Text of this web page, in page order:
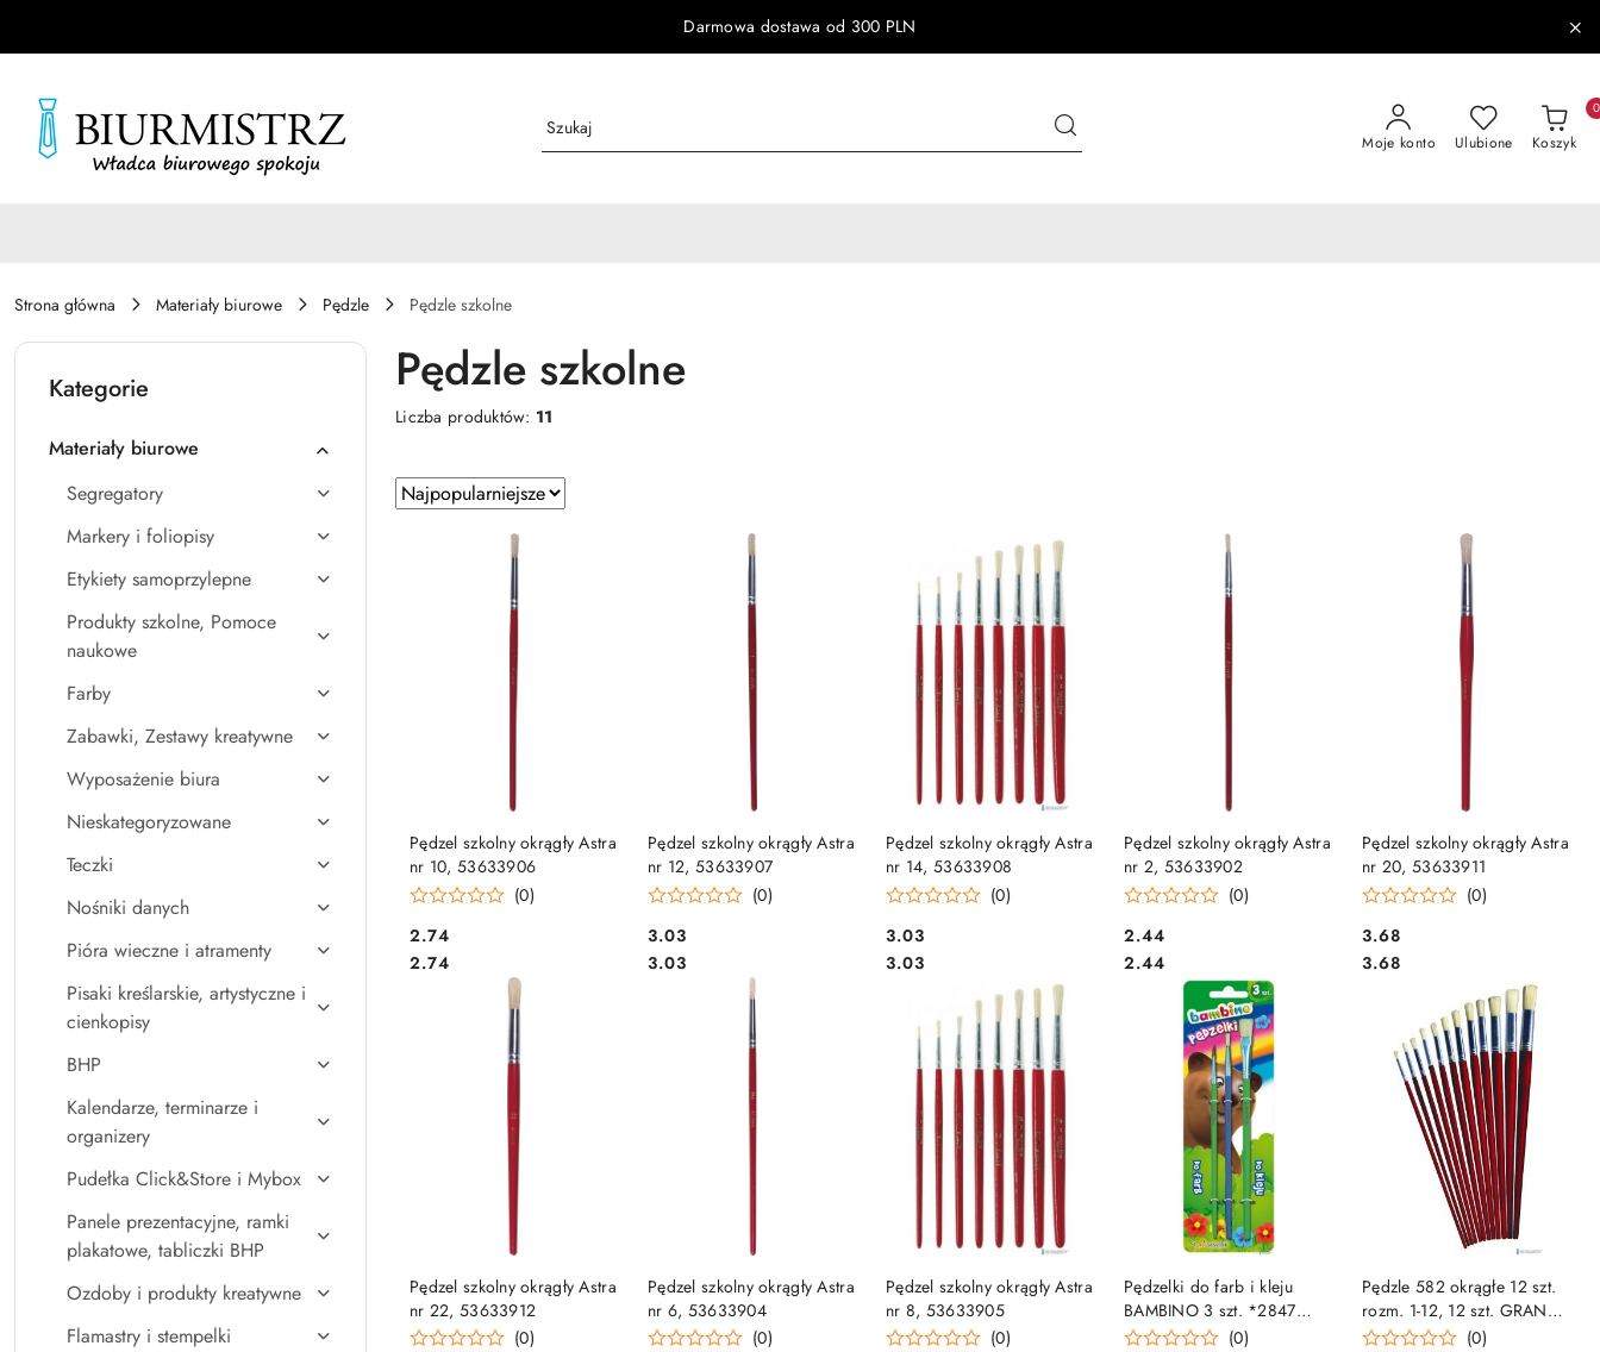
Darmowa dostawa od 300 PLN
Moje konto Ulubione Koszyk
0
Strona główna Materiały biurowe Pędzle Pędzle szkolne
Kategorie
Materiały biurowe
Segregatory
Markery i foliopisy
Etykiety samoprzylepne
Produkty szkolne, Pomoce
naukowe
Farby
Zabawki, Zestawy kreatywne
Wyposażenie biura
Nieskategoryzowane
Teczki
Nośniki danych
Pióra wieczne i atramenty
Pisaki kreślarskie, artystyczne i
cienkopisy
BHP
Kalendarze, terminarze i
organizery
Pudełka Click&Store i Mybox
Panele prezentacyjne, ramki
plakatowe, tabliczki BHP
Ozdoby i produkty kreatywne
Flamastry i stempelki
Pędzle szkolne
Liczba produktów: 11
Zastosowano
sortowanie:
Najpopularniejsze.
Sortuj
według
Pędzel szkolny okrągły Astra
nr 10, 53633906
(0)
Cena:
2.74
Cena:
2.74
DO KOSZYKA
Pędzel szkolny okrągły Astra
nr 12, 53633907
(0)
Cena:
3.03
Cena:
3.03
DO KOSZYKA
Pędzel szkolny okrągły Astra
nr 14, 53633908
(0)
Cena:
3.03
Cena:
3.03
DO KOSZYKA
Pędzel szkolny okrągły Astra
nr 2, 53633902
(0)
Cena:
2.44
Cena:
2.44
DO KOSZYKA
Pędzel szkolny okrągły Astra
nr 20, 53633911
(0)
Cena:
3.68
Cena:
3.68
DO KOSZYKA
Pędzel szkolny okrągły Astra
nr 22, 53633912
(0)
DO KOSZYKA
Pędzel szkolny okrągły Astra
nr 6, 53633904
(0)
DO KOSZYKA
Pędzel szkolny okrągły Astra
nr 8, 53633905
(0)
DO KOSZYKA
Pędzelki do farb i kleju
BAMBINO 3 szt. *2847
ST.MAJEWSKI (0)
DO KOSZYKA
Pędzle 582 okrągłe 12 szt.
rozm. 1-12, 12 szt. GRAND
170-1414
(0)
DO KOSZYKA